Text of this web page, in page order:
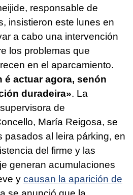
responsable de
insistieron este lunes en
a cabo una intervención
los problemas que
en el aparcamiento.
actuar agora, senón
duradeira». La
de
María Reigosa, se
pasados al leira párking, en
del firme y las
generan acumulaciones
y causan la aparición de